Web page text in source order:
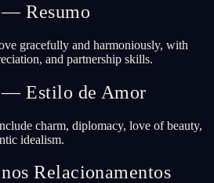
Resumo
gracefully and harmoniously, with
and partnership skills.
— Estilo de Amor
charm, diplomacy, love of beauty,
idealism.
Relacionamentos